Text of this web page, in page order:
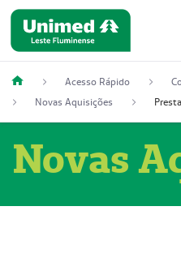
Acesso Rápido
Novas Aquisições
Novas